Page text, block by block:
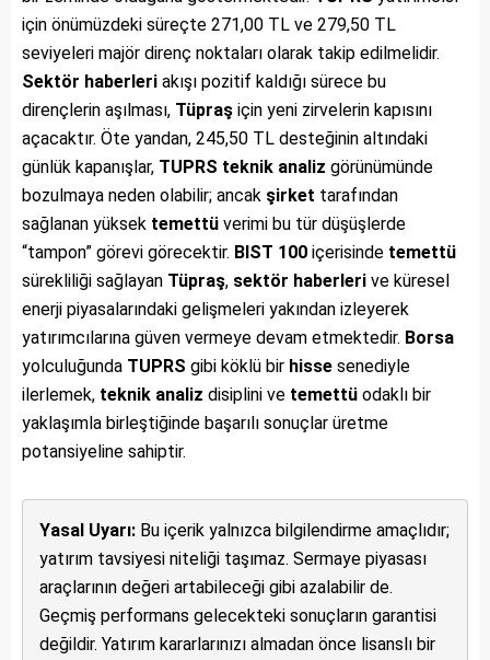
için önümüzdeki süreçte 271,00 TL ve 279,50 TL
seviyeleri majör direnç noktaları olarak takip edilmelidir.
Sektör haberleri akışı pozitif kaldığı sürece bu
dirençlerin aşılması, Tüpraş için yeni zirvelerin kapısını
açacaktır. Öte yandan, 245,50 TL desteğinin altındaki
günlük kapanışlar, TUPRS teknik analiz görünümünde
bozulmaya neden olabilir; ancak şirket tarafından
sağlanan yüksek temettü verimi bu tür düşüşlerde
“tampon” görevi görecektir. BIST 100 içerisinde temettü
sürekliliği sağlayan Tüpraş, sektör haberleri ve küresel
enerji piyasalarındaki gelişmeleri yakından izleyerek
yatırımcılarına güven vermeye devam etmektedir. Borsa
yolculuğunda TUPRS gibi köklü bir hisse senediyle
ilerlemek, teknik analiz disiplini ve temettü odaklı bir
yaklaşımla birleştiğinde başarılı sonuçlar üretme
potansiyeline sahiptir.
Yasal Uyarı: Bu içerik yalnızca bilgilendirme amaçlıdır;
yatırım tavsiyesi niteliği taşımaz. Sermaye piyasası
araçlarının değeri artabileceği gibi azalabilir de.
Geçmiş performans gelecekteki sonuçların garantisi
değildir. Yatırım kararlarınızı almadan önce lisanslı bir